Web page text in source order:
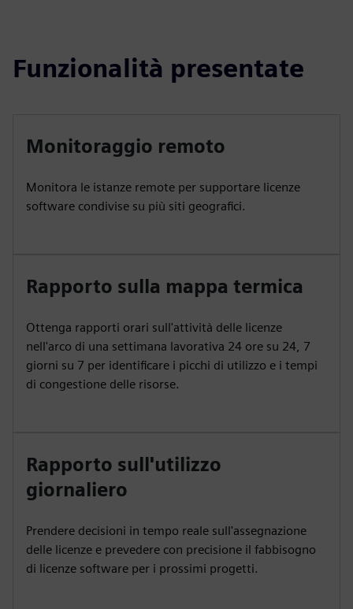
Funzionalità presentate
Monitoraggio remoto
Monitora le istanze remote per supportare licenze
software condivise su più siti geografici.
Rapporto sulla mappa termica
Ottenga rapporti orari sull'attività delle licenze
nell'arco di una settimana lavorativa 24 ore su 24, 7
giorni su 7 per identificare i picchi di utilizzo e i tempi
di congestione delle risorse.
Rapporto sull'utilizzo
giornaliero
Prendere decisioni in tempo reale sull'assegnazione
delle licenze e prevedere con precisione il fabbisogno
di licenze software per i prossimi progetti.